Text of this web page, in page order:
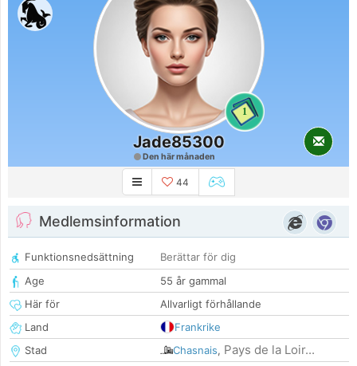
1
Jade85300
Den här månaden
44
Medlemsinformation
Funktionsnedsättning
Berättar för dig
Age
55 år gammal
Här för
Allvarligt förhållande
Land
Frankrike
Stad
Chasnais, Pays de la Loir...